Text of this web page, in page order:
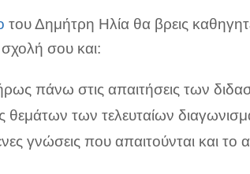
του Δημήτρη Ηλία θα βρεις
σου και:
πάνω στις απαιτήσεις των
θεμάτων των τελευταίων
γνώσεις που απαιτούνται και το